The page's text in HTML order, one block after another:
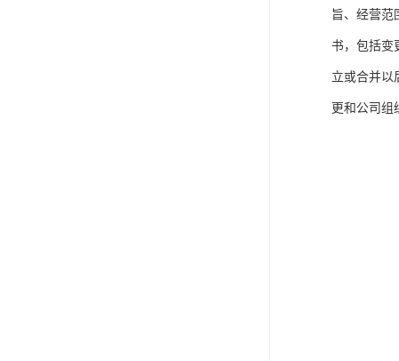
旨、经营范
书，包括变
立或合并以
更和公司组